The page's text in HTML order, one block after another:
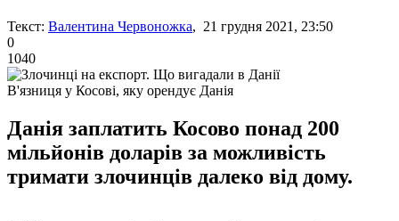
Текст: Валентина Червоножка, 21 грудня 2021, 23:50
0
1040
В'язниця у Косові, яку орендує Данія
Данія заплатить Косово понад 200
мільйонів доларів за можливість
тримати злочинців далеко від дому.